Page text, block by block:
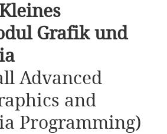
Grafik und
Advanced
and
Programming)